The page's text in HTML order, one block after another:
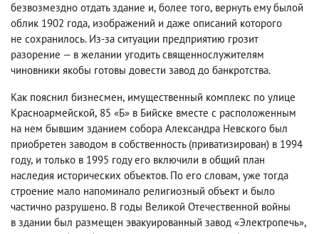
безвозмездно отдать здание и, более того, вернуть ему былой
облик 1902 года, изображений и даже описаний которого
не сохранилось. Из-за ситуации предприятию грозит
разорение — в желании угодить священнослужителям
чиновники якобы готовы довести завод до банкротства.
Как пояснил бизнесмен, имущественный комплекс по улице
Красноармейской, 85 «Б» в Бийске вместе с расположенным
на нем бывшим зданием собора Александра Невского был
приобретен заводом в собственность (приватизирован) в 1994
году, и только в 1995 году его включили в общий план
наследия исторических объектов. По его словам, уже тогда
строение мало напоминало религиозный объект и было
частично разрушено. В годы Великой Отечественной войны
в здании был размещен эвакуированный завод «Электропечь»,